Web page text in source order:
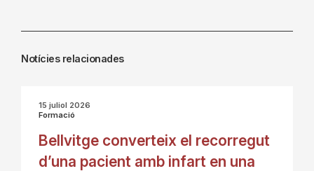
Notícies relacionades
15 juliol 2026
Formació
Bellvitge converteix el recorregut
d’una pacient amb infart en una